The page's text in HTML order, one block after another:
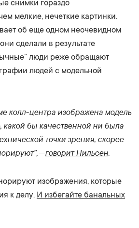
снимки гораздо
мелкие, нечеткие картинки.
об еще одном неочевидном
сделали в результате
люди реже обращают
людей с модельной
колл-центра изображена модель
какой бы качественной ни была
точки зрения, скорее
—говорит Нильсен.
изображения, которые
к делу. И избегайте банальных